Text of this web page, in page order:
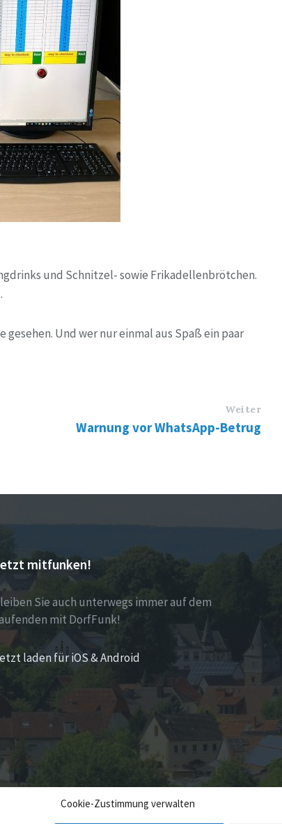
Cookie-Zustimmung verwalten
und Schnitzel- sowie Frikadellenbrötchen.
Und wer nur einmal aus Spaß ein paar
Weiter
Warnung vor WhatsApp-Betrug
mitfunken!
Sie auch unterwegs immer auf dem
mit DorfFunk!
laden für iOS & Android